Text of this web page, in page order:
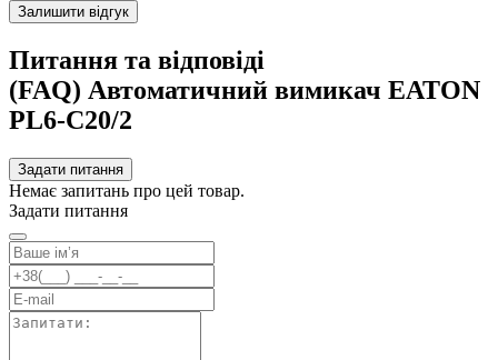
Залишити відгук
Питання та відповіді
(FAQ) Автоматичний вимикач EATON
PL6-C20/2
Задати питання
Немає запитань про цей товар.
Задати питання